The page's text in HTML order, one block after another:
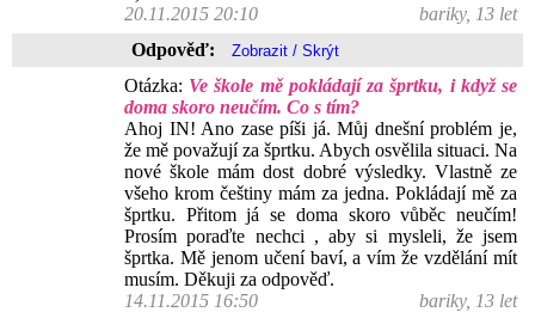
20.11.2015 20:10
bariky, 13 let
Odpověď:
Otázka: Ve škole mě pokládají za šprtku, i když se
doma skoro neučím. Co s tím?
Ahoj IN! Ano zase píši já. Můj dnešní problém je,
že mě považují za šprtku. Abych osvělila situaci. Na
nové škole mám dost dobré výsledky. Vlastně ze
všeho krom češtiny mám za jedna. Pokládají mě za
šprtku. Přitom já se doma skoro vůběc neučím!
Prosím poraďte nechci , aby si mysleli, že jsem
šprtka. Mě jenom učení baví, a vím že vzdělání mít
musím. Děkuji za odpověď.
14.11.2015 16:50
bariky, 13 let